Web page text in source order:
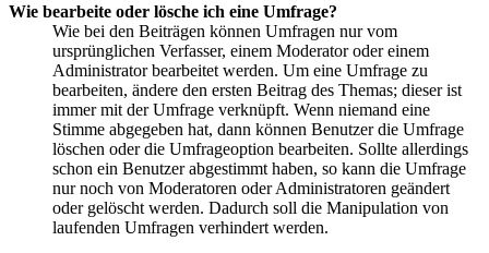
Wie bearbeite oder lösche ich eine Umfrage?
Wie bei den Beiträgen können Umfragen nur vom
ursprünglichen Verfasser, einem Moderator oder einem
Administrator bearbeitet werden. Um eine Umfrage zu
bearbeiten, ändere den ersten Beitrag des Themas; dieser ist
immer mit der Umfrage verknüpft. Wenn niemand eine
Stimme abgegeben hat, dann können Benutzer die Umfrage
löschen oder die Umfrageoption bearbeiten. Sollte allerdings
schon ein Benutzer abgestimmt haben, so kann die Umfrage
nur noch von Moderatoren oder Administratoren geändert
oder gelöscht werden. Dadurch soll die Manipulation von
laufenden Umfragen verhindert werden.